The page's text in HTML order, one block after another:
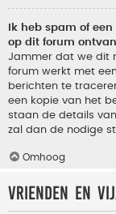
Ik heb spam of
op dit forum
Jammer dat we dit
forum werkt met
berichten te
een kopie van het
staan de details
zal dan de nodige
Omhoog
Vrienden en